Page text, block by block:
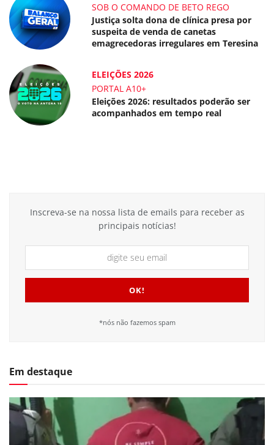
SOB O COMANDO DE BETO REGO
Justiça solta dona de clínica presa por
suspeita de venda de canetas
emagrecedoras irregulares em Teresina
ELEIÇÕES 2026
PORTAL A10+
Eleições 2026: resultados poderão ser
acompanhados em tempo real
Inscreva-se na nossa lista de emails para receber as
principais notícias!
*nós não fazemos spam
Em destaque